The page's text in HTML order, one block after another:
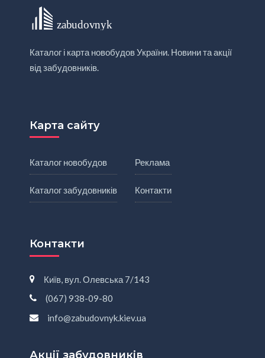
Каталог і карта новобудов України. Новини та акції
від забудовників.
Карта сайту
Каталог новобудов
Каталог забудовників
Реклама
Контакти
Контакти
Київ, вул. Олевська 7/143
(067) 938-09-80
info@zabudovnyk.kiev.ua
Акції забудовників